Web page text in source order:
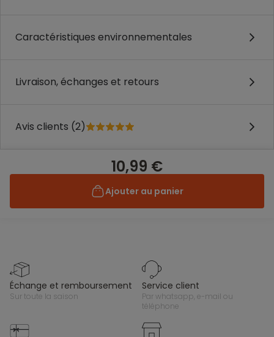
Caractéristiques environnementales
Livraison, échanges et retours
Avis clients (2)
10,99 €
Ajouter au panier
échange et remboursement
sur toute la saison
service client
par whatsapp, e-mail ou
téléphone